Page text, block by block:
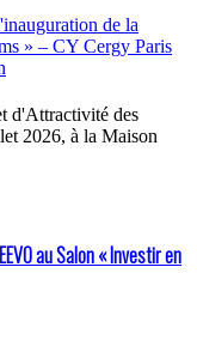
d'Attractivité des
2026, à la Maison
au Salon « Investir en